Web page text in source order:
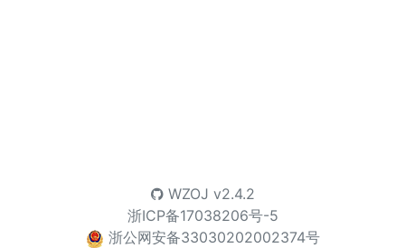
WZOJ v2.4.2
浙ICP备17038206号-5
浙公网安备33030202002374号